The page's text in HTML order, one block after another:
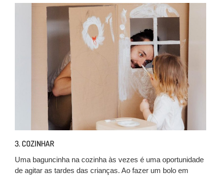
3. COZINHAR
Uma baguncinha na cozinha às vezes é uma oportunidade
de agitar as tardes das crianças. Ao fazer um bolo em